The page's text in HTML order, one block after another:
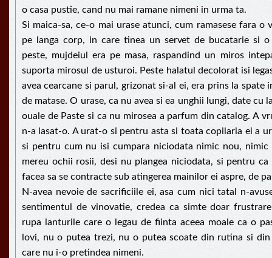
o casa pustie, cand nu mai ramane nimeni in urma ta.
Si maica-sa, ce-o mai urase atunci, cum ramasese fara o
pe langa corp, in care tinea un servet de bucatarie si
peste, mujdeiul era pe masa, raspandind un miros
suporta mirosul de usturoi. Peste halatul decolorat isi
avea cearcane si parul, grizonat si-al ei, era prins la spate
de matase. O urase, ca nu avea si ea unghii lungi, date cu
ouale de Paste si ca nu mirosea a parfum din catalog. A
n-a lasat-o. A urat-o si pentru asta si toata copilaria ei a
si pentru cum nu isi cumpara niciodata nimic nou, nimic
mereu ochii rosii, desi nu plangea niciodata, si pentru
facea sa se contracte sub atingerea mainilor ei aspre, de
N-avea nevoie de sacrificiile ei, asa cum nici tatal n-
sentimentul de vinovatie, credea ca simte doar
rupa lanturile care o legau de fiinta aceea moale ca o
lovi, nu o putea trezi, nu o putea scoate din rutina si din
care nu i-o pretindea nimeni.